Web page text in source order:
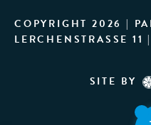
COPYRIGHT 2026 |
LERCHENSTRASSE
SITE BY